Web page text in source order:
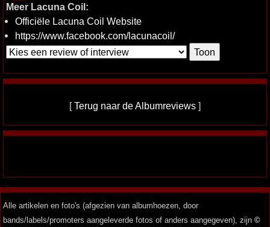
Meer Lacuna Coil:
Officiële Lacuna Coil Website
https://www.facebook.com/lacunacoil/
[Terug naar de Albumreviews ]
Alle artikelen en foto's (afgezien van albumhoezen, door
bands/labels/promoters aangeleverde fotos of anders aangegeven), zijn ©